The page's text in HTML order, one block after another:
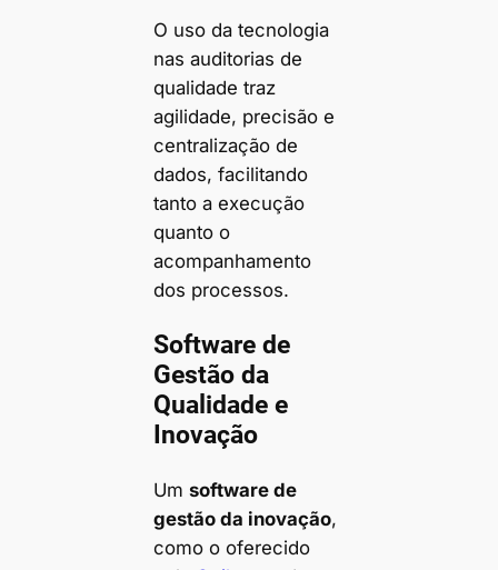
O uso da tecnologia
nas auditorias de
qualidade traz
agilidade, precisão e
centralização de
dados, facilitando
tanto a execução
quanto o
acompanhamento
dos processos.
Software de
Gestão da
Qualidade e
Inovação
Um software de
gestão da inovação,
como o oferecido